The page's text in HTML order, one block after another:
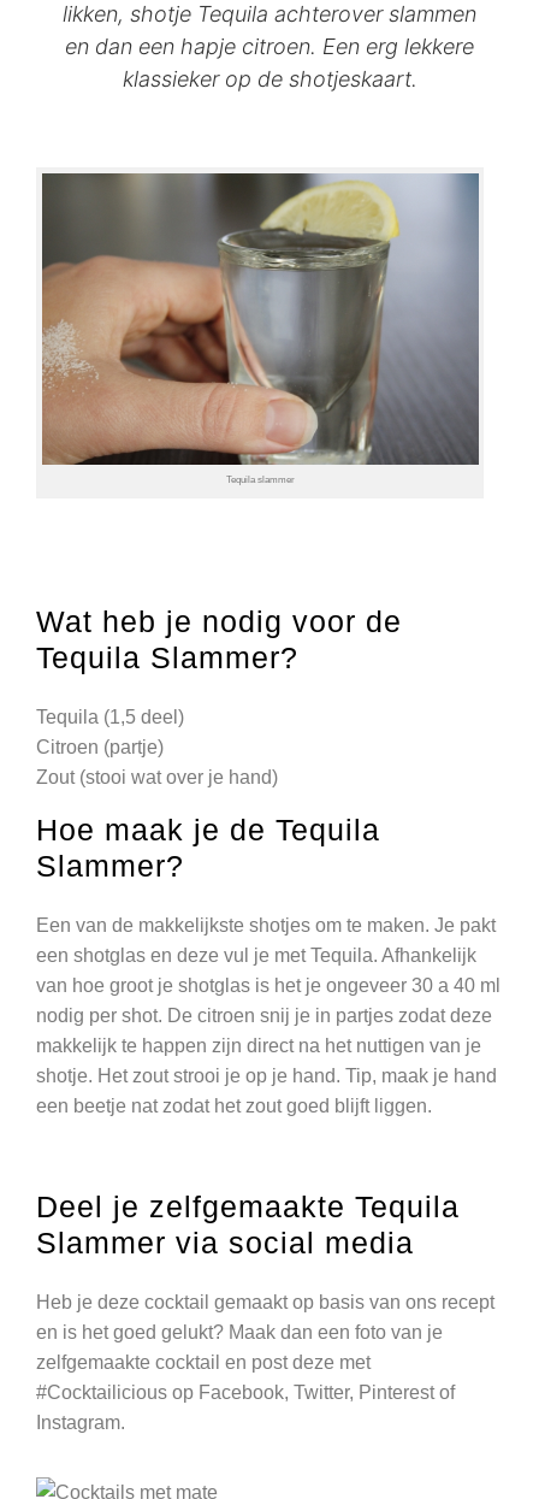
likken, shotje Tequila achterover slammen
en dan een hapje citroen. Een erg lekkere
klassieker op de shotjeskaart.
Tequila slammer
Wat heb je nodig voor de
Tequila Slammer?
Tequila (1,5 deel)
Citroen (partje)
Zout (stooi wat over je hand)
Hoe maak je de Tequila
Slammer?
Een van de makkelijkste shotjes om te maken. Je pakt
een shotglas en deze vul je met Tequila. Afhankelijk
van hoe groot je shotglas is het je ongeveer 30 a 40 ml
nodig per shot. De citroen snij je in partjes zodat deze
makkelijk te happen zijn direct na het nuttigen van je
shotje. Het zout strooi je op je hand. Tip, maak je hand
een beetje nat zodat het zout goed blijft liggen.
Deel je zelfgemaakte Tequila
Slammer via social media
Heb je deze cocktail gemaakt op basis van ons recept
en is het goed gelukt? Maak dan een foto van je
zelfgemaakte cocktail en post deze met
#Cocktailicious op Facebook, Twitter, Pinterest of
Instagram.